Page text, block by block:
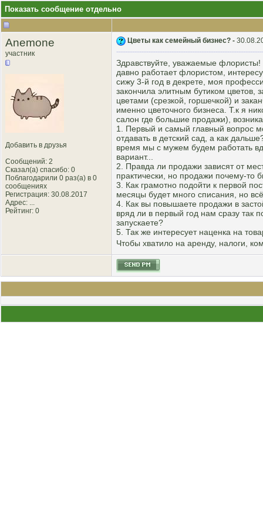
Показать сообщение отдельно
Anemone
участник
Добавить в друзья
Сообщений: 2
Сказал(а) спасибо: 0
Поблагодарили 0 раз(а) в 0
сообщениях
Регистрация: 30.08.2017
Адрес: ...
Рейтинг: 0
Цветы как семейный бизнес? -
Здравствуйте, уважаемые флористы!
давно работает флористом,
сижу 3-й год в декрете, моя
закончила элитным бутиком цветов,
цветами (срезкой, горшечкой) и
именно цветочного бизнеса. Т.к я
салон где большие продажи),
1. Первый и самый главный вопрос
отдавать в детский сад, а как
время мы с мужем будем работать
вариант...
2. Правда ли продажи зависят от
практически, но продажи почему-то
3. Как грамотно подойти к первой
месяцы будет много списания, но
4. Как вы повышаете продажи в
вряд ли в первый год нам сразу так
запускаете?
5. Так же интересует наценка на
Чтобы хватило на аренду, налоги,